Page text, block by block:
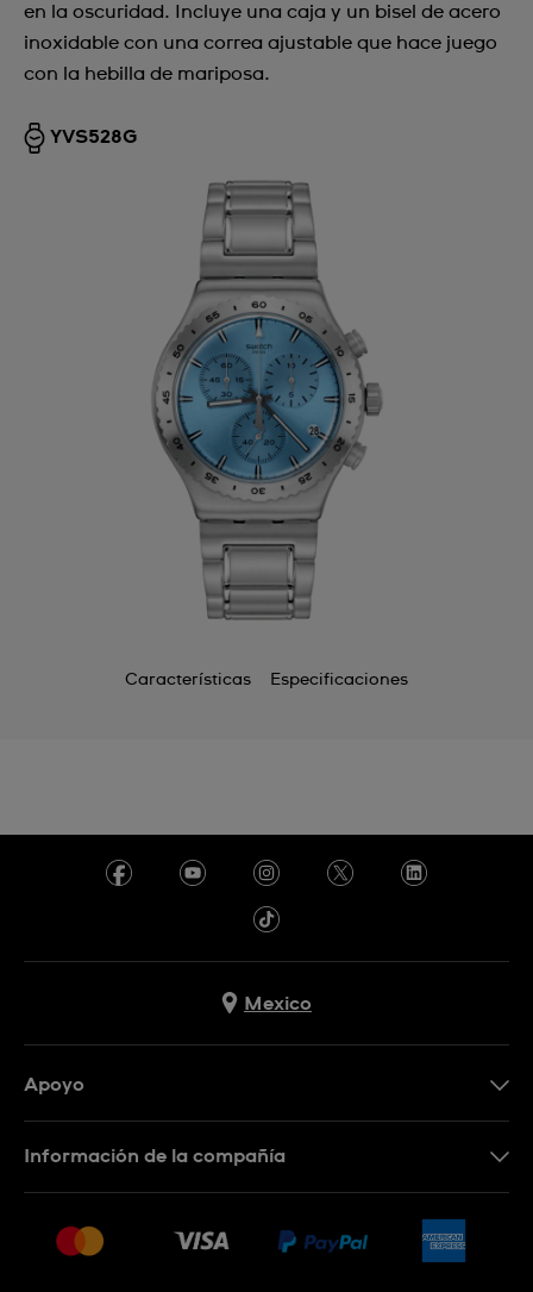
en la oscuridad. Incluye una caja y un bisel de acero
inoxidable con una correa ajustable que hace juego
con la hebilla de mariposa.
YVS528G
Características Especificaciones
Mexico
Apoyo
Condiciones de venta
Información de la compañía
Empleo